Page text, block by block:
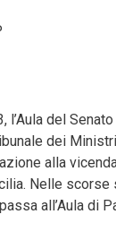
l’Aula del
dei
alla
Nelle scorse
all’Aula di